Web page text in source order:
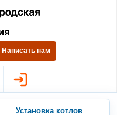
Газовая
Написать нам
Установка котлов